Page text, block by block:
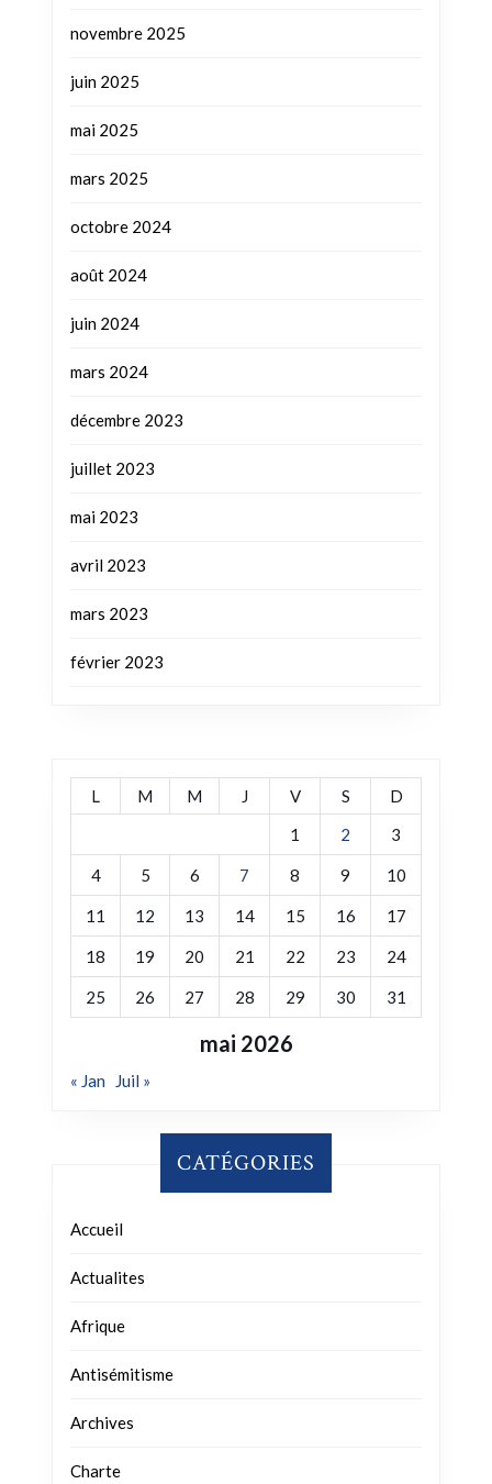
novembre 2025
juin 2025
mai 2025
mars 2025
octobre 2024
août 2024
juin 2024
mars 2024
décembre 2023
juillet 2023
mai 2023
avril 2023
mars 2023
février 2023
mai 2026
L M M J V S
D
1
2 3
4 5 6 7 8 9 10
11 12 13 14 15 16 17
18 19 20 21 22 23 24
25 26 27 28 29 30 31
« Jan Juil »
CATÉGORIES
Accueil
Actualites
Afrique
Antisémitisme
Archives
Charte